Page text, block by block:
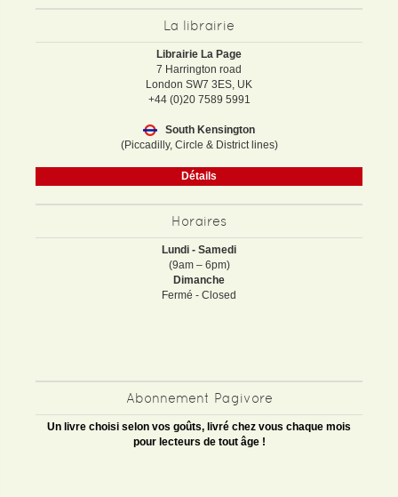
La librairie
Librairie La Page
7 Harrington road
London SW7 3ES, UK
+44 (0)20 7589 5991
South Kensington
(Piccadilly, Circle & District lines)
Détails
Horaires
Lundi - Samedi
(9am – 6pm)
Dimanche
Fermé - Closed
Abonnement Pagivore
Un livre choisi selon vos goûts, livré chez vous chaque mois
pour lecteurs de tout âge !